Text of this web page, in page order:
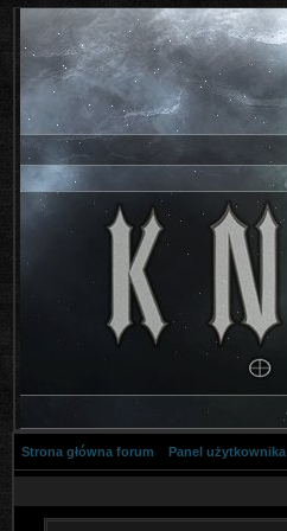
Strona główna forum Panel użytkownika